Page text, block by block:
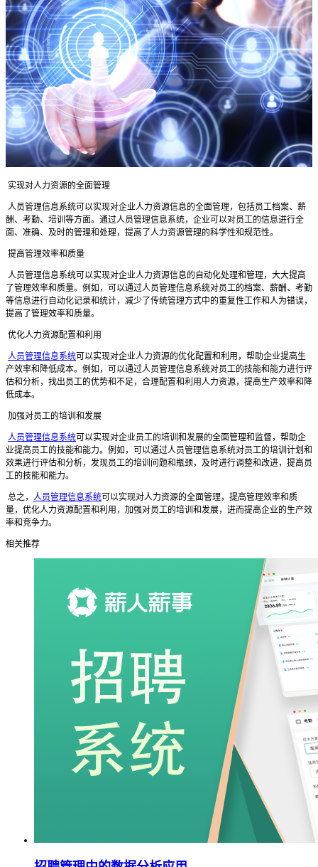
实现对人力资源的全面管理
人员管理信息系统可以实现对企业人力资源信息的全面管理，包括员工档案、薪
酬、考勤、培训等方面。通过人员管理信息系统，企业可以对员工的信息进行全
面、准确、及时的管理和处理，提高了人力资源管理的科学性和规范性。
提高管理效率和质量
人员管理信息系统可以实现对企业人力资源信息的自动化处理和管理，大大提高
了管理效率和质量。例如，可以通过人员管理信息系统对员工的档案、薪酬、考勤
等信息进行自动化记录和统计，减少了传统管理方式中的重复性工作和人为错误，
提高了管理效率和质量。
优化人力资源配置和利用
人员管理信息系统可以实现对企业人力资源的优化配置和利用，帮助企业提高生
产效率和降低成本。例如，可以通过人员管理信息系统对员工的技能和能力进行评
估和分析，找出员工的优势和不足，合理配置和利用人力资源，提高生产效率和降
低成本。
加强对员工的培训和发展
人员管理信息系统可以实现对企业员工的培训和发展的全面管理和监督，帮助企
业提高员工的技能和能力。例如，可以通过人员管理信息系统对员工的培训计划和
效果进行评估和分析，发现员工的培训问题和瓶颈，及时进行调整和改进，提高员
工的技能和能力。
总之， 人员管理信息系统可以实现对人力资源的全面管理，提高管理效率和质
量，优化人力资源配置和利用，加强对员工的培训和发展，进而提高企业的生产效
率和竞争力。
相关推荐